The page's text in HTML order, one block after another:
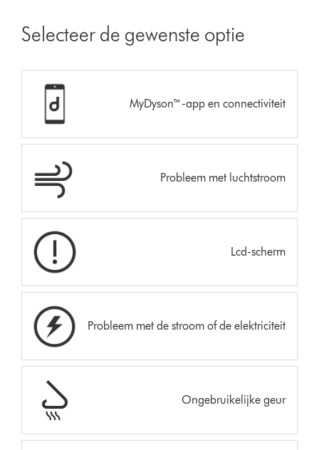
Selecteer de gewenste optie
MyDyson™-app en connectiviteit
Probleem met luchtstroom
Lcd-scherm
Probleem met de stroom of de elektriciteit
Ongebruikelijke geur